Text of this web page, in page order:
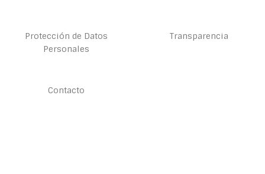
Protección de Datos
Personales
Transparencia
Contacto